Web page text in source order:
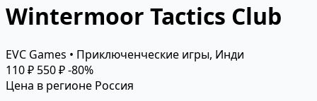
Wintermoor Tactics Club
EVC Games • Приключенческие игры, Инди
110 ₽ 550 ₽-80%
Цена в регионе Россия